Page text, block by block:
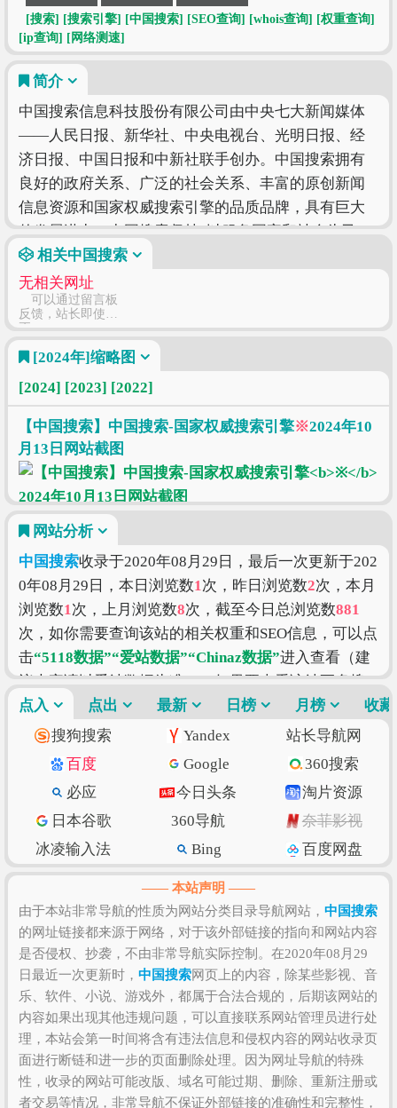
[搜索] [搜索引擎] [中国搜索] [SEO查询] [whois查询] [权重查询]
[ip查询] [网络测速]
简介
中国搜索信息科技股份有限公司由中央七大新闻媒体
——人民日报、新华社、中央电视台、光明日报、经
济日报、中国日报和中新社联手创办。中国搜索拥有
良好的政府关系、广泛的社会关系、丰富的原创新闻
信息资源和国家权威搜索引擎的品质品牌，具有巨大
的发展潜力。中国搜索坚持“以服务国家和社会为己
任，以满足用户需求为追求”作为发展理念，致力于为
社会公众提供权威、丰富、便捷的搜索产品和应用服
务。
相关中国搜索
无相关网址
可以通过留言板
反馈，站长即使修
正
[2024年]缩略图
[2024] [2023] [2022]
【中国搜索】中国搜索-国家权威搜索引擎※2024年10
月13日网站截图
网站分析
中国搜索收录于2020年08月29日，最后一次更新于202
0年08月29日，本日浏览数1次，昨日浏览数2次，本月
浏览数1次，上月浏览数8次，截至今日总浏览数881
次，如你需要查询该站的相关权重和SEO信息，可以点
击“5118数据”“爱站数据”“Chinaz数据”进入查看（建
议大家请以爱站数据为准），如果要查看该站更多搜
索的索引信息，可以点击“搜狗索引” “百度索引”“360
索引”进入查看。 中国搜索的价值评估涉及到的因素有
访问速度、搜索引擎收录、网站权重、索引量、内容
质量和数量、上线时长、用户体验和粘度等，如果需
要全面准确评估该网站的价值比较困难，因为一些确
切的私密数据则需要找该网站管理员进行如实提供，
比如该站的IP数、PV数、UV数、会话数、跳出率、访
问时长等！当然，任何一个网站是否值得您去浏览和
收藏，还是需要根据您自身的需求以及浏览网站的体
验和感受来决定，因为只有符合您自己的网站才是最
好的。
点入 点出 最新 日榜 月榜
收藏
搜狗搜索
Yandex
站长导航网
百度
Google
360搜索
必应
今日头条
淘片资源
日本谷歌
360导航
奈菲影视
冰凌输入法
Bing
百度网盘
抖音
w3school
知乎专栏
纳米搜索
Ecosia
脚本之家
环球网
北京时间
GitHub
SSLs.com
语文迷
Gitee码云
CSDN博客
虎扑篮球 美得云
—— 本站声明 ——
由于本站非常导航的性质为网站分类目录导航网站， 中国搜索
的网址链接都来源于网络，对于该外部链接的指向和网站内容
是否侵权、抄袭，不由非常导航实际控制。在2020年08月29
日最近一次更新时， 中国搜索网页上的内容，除某些影视、音
乐、软件、小说、游戏外，都属于合法合规的，后期该网站的
内容如果出现其他违规问题，可以直接联系网站管理员进行处
理，本站会第一时间将含有违法信息和侵权内容的网站收录页
面进行断链和进一步的页面删除处理。因为网址导航的特殊
性，收录的网站可能改版、域名可能过期、删除、重新注册或
者交易等情况，非常导航不保证外部链接的准确性和完整性，